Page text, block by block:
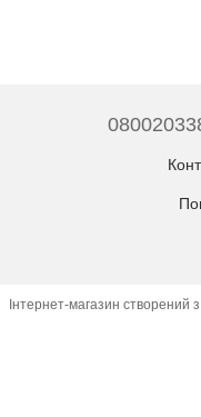
Інтернет-магазин створений